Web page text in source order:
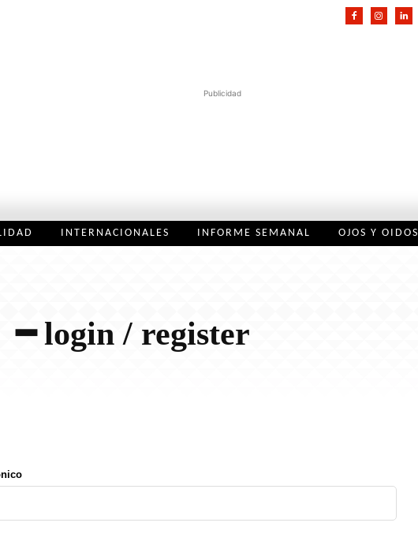
Publicidad
INTERNACIONALES INFORME SEMANAL OJOS Y OIDOS
━ login / register